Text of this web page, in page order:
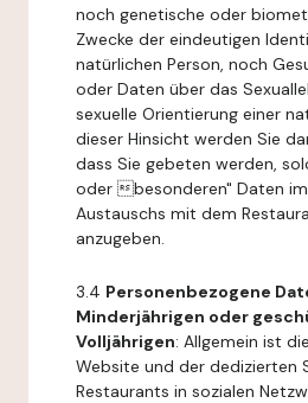
noch genetische oder
Zwecke der eindeutigen
natürlichen Person, noch
oder Daten über das
sexuelle Orientierung einer
dieser Hinsicht werden Sie
dass Sie gebeten werden,
oder besonderen" Daten im
Austauschs mit dem
anzugeben.
3.4 Personenbezogene
Minderjährigen oder
Volljährigen: Allgemein ist
Website und der dedizierten
Restaurants in sozialen